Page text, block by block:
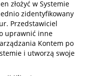
złożyć w Systemie
zidentyfikowany
Przedstawiciel
uprawnić inne
Kontem po
i utworzą swoje